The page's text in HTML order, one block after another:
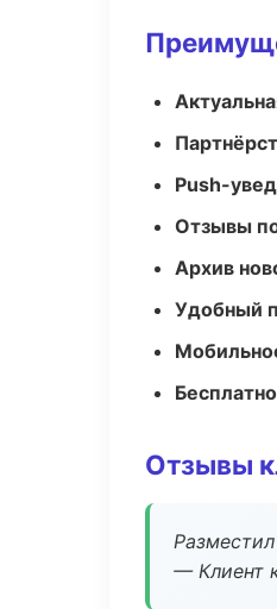
Push-
Отзывы
Архив
Удобный
Отзывы
— Клиент